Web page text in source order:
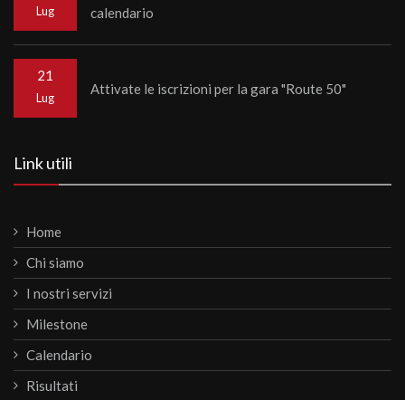
Lug
calendario
21
Lug
Attivate le iscrizioni per la gara "Route 50"
Link utili
Home
Chi siamo
I nostri servizi
Milestone
Calendario
Risultati